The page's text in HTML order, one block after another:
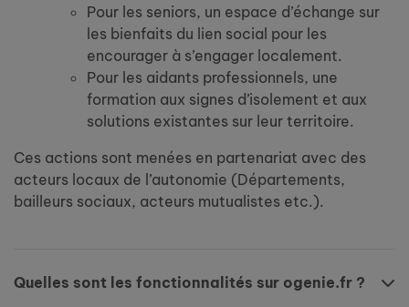
Pour les seniors, un espace d’échange sur
les bienfaits du lien social pour les
encourager à s’engager localement.
Pour les aidants professionnels, une
formation aux signes d’isolement et aux
solutions existantes sur leur territoire.
Ces actions sont menées en partenariat avec des
acteurs locaux de l’autonomie (Départements,
bailleurs sociaux, acteurs mutualistes etc.).
Quelles sont les fonctionnalités sur ogenie.fr ?